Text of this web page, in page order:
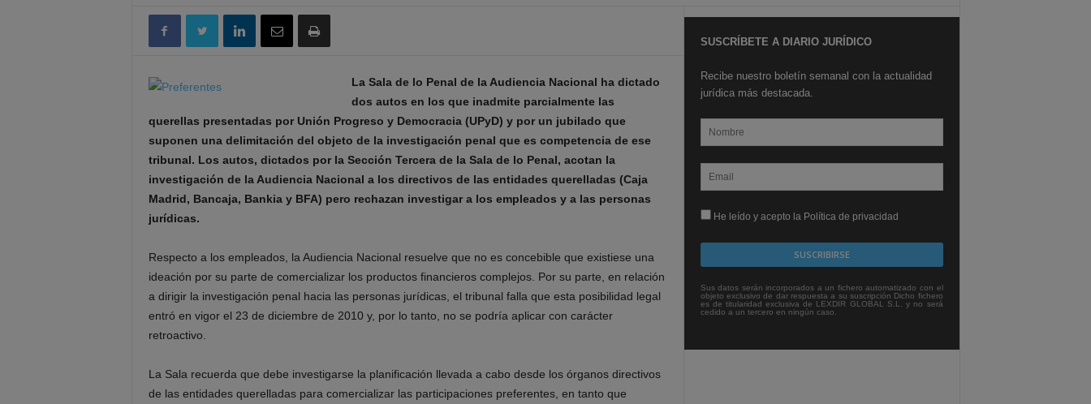
La Sala de lo Penal de la Audiencia Nacional ha dictado
dos autos en los que inadmite parcialmente las
querellas presentadas por Unión Progreso y Democracia (UPyD) y por un jubilado que
suponen una delimitación del objeto de la investigación penal que es competencia de ese
tribunal. Los autos, dictados por la Sección Tercera de la Sala de lo Penal, acotan la
investigación de la Audiencia Nacional a los directivos de las entidades querelladas (Caja
Madrid, Bancaja, Bankia y BFA) pero rechazan investigar a los empleados y a las personas
jurídicas.
Respecto a los empleados, la Audiencia Nacional resuelve que no es concebible que existiese una
ideación por su parte de comercializar los productos financieros complejos. Por su parte, en relación
a dirigir la investigación penal hacia las personas jurídicas, el tribunal falla que esta posibilidad legal
entró en vigor el 23 de diciembre de 2010 y, por lo tanto, no se podría aplicar con carácter
retroactivo.
La Sala recuerda que debe investigarse la planificación llevada a cabo desde los órganos directivos
de las entidades querelladas para comercializar las participaciones preferentes, en tanto que
SUSCRÍBETE A DIARIO JURÍDICO
Recibe nuestro boletín semanal con la actualidad
jurídica más destacada.
He leído y acepto la Política de privacidad
Sus datos serán incorporados a un fichero automatizado con el
objeto exclusivo de dar respuesta a su suscripción Dicho fichero
es de titularidad exclusiva de LEXDIR GLOBAL S.L. y no será
cedido a un tercero en ningún caso.